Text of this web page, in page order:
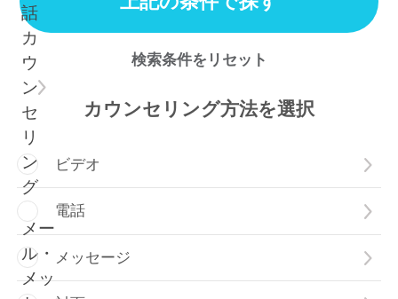
話
カ
ウ
ン
セ
リ
ン
グ
メー
ル・
メッ
検索条件をリセット
カウンセリング方法を選択
ビデオ
電話
メッセージ